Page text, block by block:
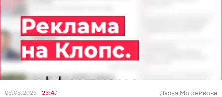
08.08.2026 23:47 Дарья Мошникова